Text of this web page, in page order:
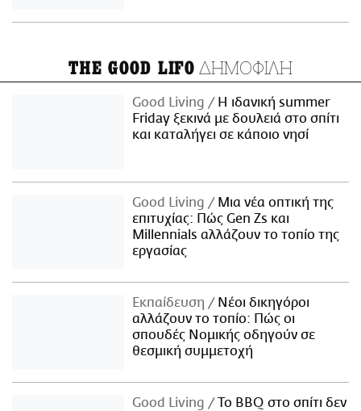
THE GOOD LIFO ΔΗΜΟΦΙΛΗ
Good Living
Η ιδανική summer
Friday ξεκινά με δουλειά στο σπίτι
και καταλήγει σε κάποιο νησί
Good Living
Μια νέα οπτική της
επιτυχίας: Πώς Gen Zs και
Millennials αλλάζουν το τοπίο της
εργασίας
Εκπαίδευση
Νέοι δικηγόροι
αλλάζουν το τοπίο: Πώς οι
σπουδές Νομικής οδηγούν σε
θεσμική συμμετοχή
Good Living
Το BBQ στο σπίτι δεν